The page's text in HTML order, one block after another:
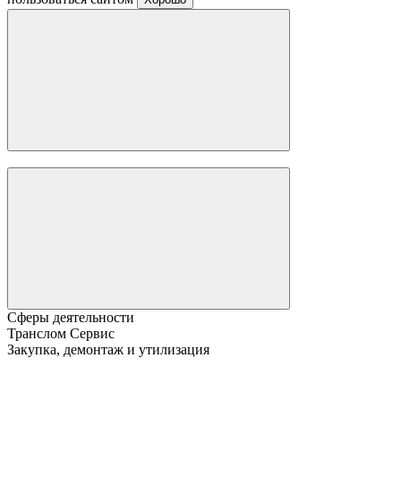
Сферы деятельности
Транслом Сервис
Закупка, демонтаж и утилизация